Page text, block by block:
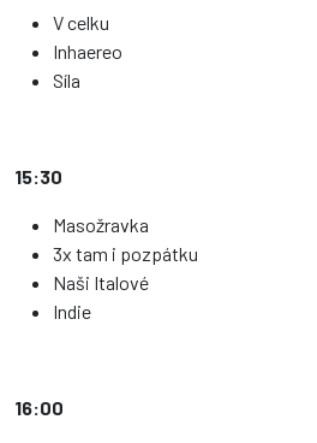
V celku
Inhaereo
Síla
15:30
Masožravka
3x tam i pozpátku
Naši Italové
Indie
16:00